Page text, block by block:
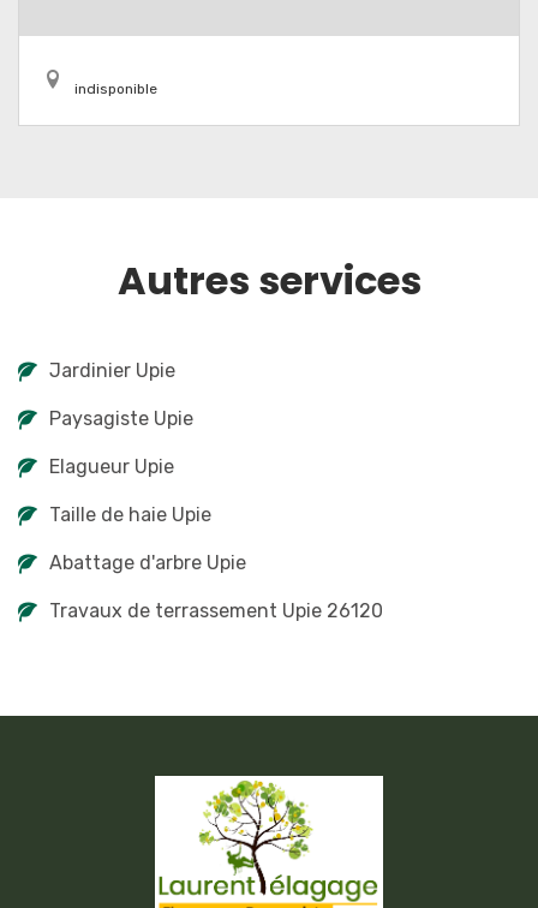
indisponible
Autres services
Jardinier Upie
Paysagiste Upie
Elagueur Upie
Taille de haie Upie
Abattage d'arbre Upie
Travaux de terrassement Upie 26120